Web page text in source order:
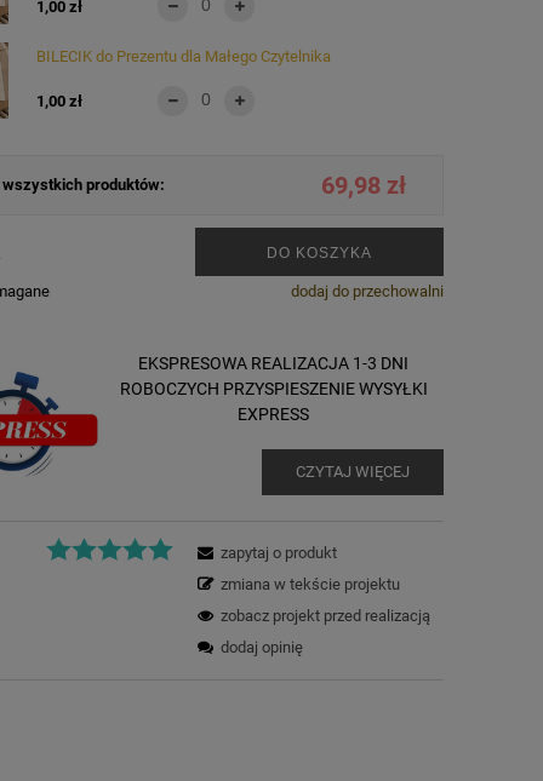
1,00 zł
BILECIK do Prezentu dla Małego Czytelnika
1,00 zł
wszystkich produktów: 69,98 zł
DO KOSZYKA
dodaj do przechowalni
EKSPRESOWA REALIZACJA 1-3 DNI
ROBOCZYCH PRZYSPIESZENIE WYSYŁKI
EXPRESS
CZYTAJ WIĘCEJ
zapytaj o produkt
zmiana w tekście projektu
zobacz projekt przed realizacją
dodaj opinię